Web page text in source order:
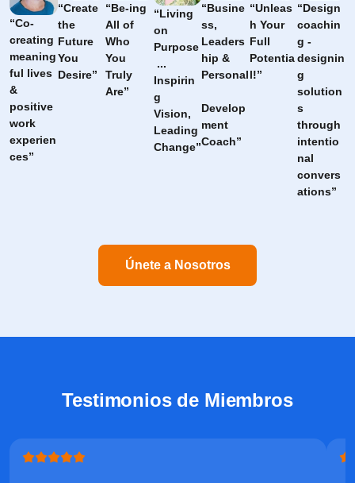
“Co-
creating
meaning
ful lives
&
positive
work
experien
ces”
“Create
the
Future
You
Desire”
“Be-ing
All of
Who
You
Truly
Are”
“Living
on
Purpose
...
Inspirin
g
Vision,
Leading
Change”
“Busine
ss,
Leaders
hip &
Personal
Develop
ment
Coach”
“Unleas
h Your
Full
Potentia
l!”
“Design
coachin
g -
designin
g
solution
s
through
intentio
nal
convers
ations”
Únete a Nosotros
Testimonios de Miembros